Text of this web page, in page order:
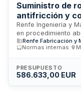
Suministro de
antifricción y
rodante de
Renfe Ingeniería y
en procedimiento
cojinetes
mantenimiento de
admitiendo
varias de las
Normas internas
PRESUPUESTO
586.633,00 EUR